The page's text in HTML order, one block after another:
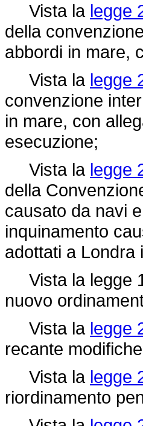
Vista la legge
della
abbordi in mare,
Vista la legge
convenzione
in mare, con
esecuzione;
Vista la legge
della
causato da navi
inquinamento
adottati a Londra
Vista la legge
nuovo
Vista la legge
recante
Vista la legge
riordinamento